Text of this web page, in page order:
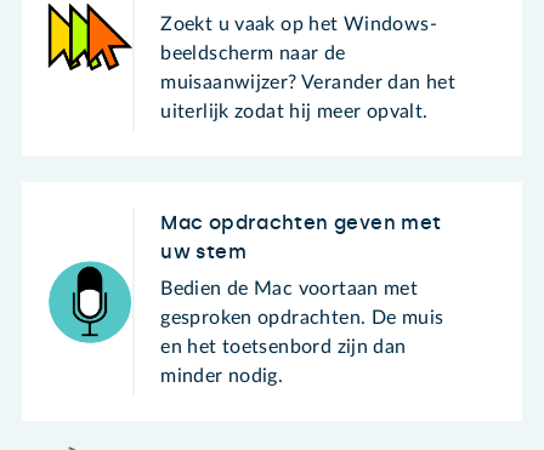
Zoekt u vaak op het Windows-
beeldscherm naar de
muisaanwijzer? Verander dan het
uiterlijk zodat hij meer opvalt.
Mac opdrachten geven met
uw stem
Bedien de Mac voortaan met
gesproken opdrachten. De muis
en het toetsenbord zijn dan
minder nodig.